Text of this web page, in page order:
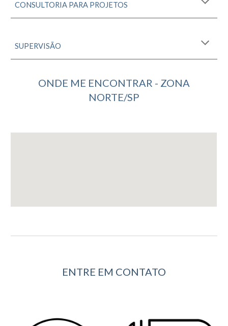
CONSULTORIA PARA PROJETOS
SUPERVISÃO
ONDE ME ENCONTRAR - ZONA
NORTE/SP
ENTRE EM CONTATO